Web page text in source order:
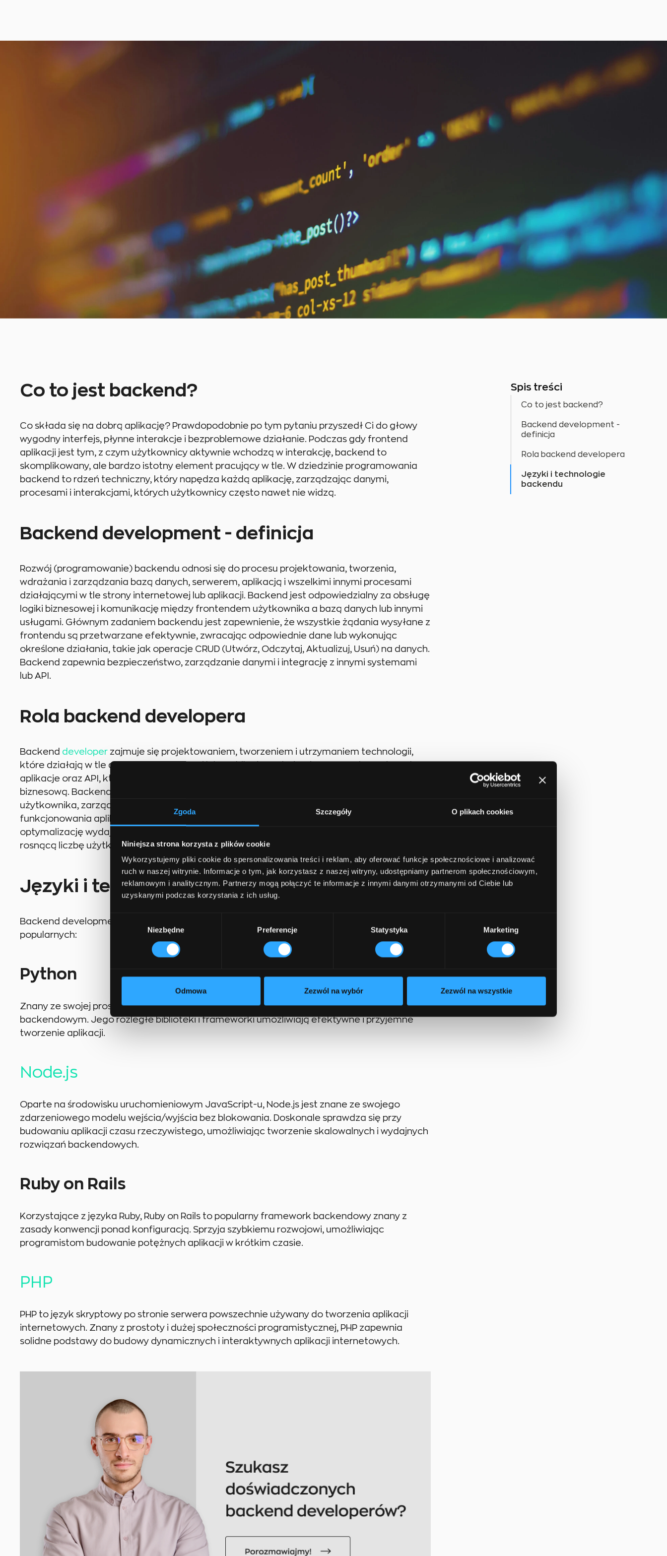
Zgoda Szczegóły O plikach cookies
Niniejsza strona korzysta z plików cookie
Wykorzystujemy pliki cookie do spersonalizowania treści i reklam, aby oferować funkcje społecznościowe i analizować
ruch w naszej witrynie. Informacje o tym, jak korzystasz z naszej witryny, udostępniamy partnerom społecznościowym,
reklamowym i analitycznym. Partnerzy mogą połączyć te informacje z innymi danymi otrzymanymi od Ciebie lub
uzyskanymi podczas korzystania z ich usług.
Wybór
Niezbędne Preferencje Statystyka Marketing
Odmowa Zezwól na wybór Zezwól na wszystkie
Co to jest backend?
Co składa się na dobrą aplikację? Prawdopodobnie po tym pytaniu przyszedł Ci do głowy
wygodny interfejs, płynne interakcje i bezproblemowe działanie. Podczas gdy frontend
aplikacji jest tym, z czym użytkownicy aktywnie wchodzą w interakcję, backend to
skomplikowany, ale bardzo istotny element pracujący w tle. W dziedzinie programowania
backend to rdzeń techniczny, który napędza każdą aplikację, zarządzając danymi,
procesami i interakcjami, których użytkownicy często nawet nie widzą.
Backend development - definicja
Rozwój (programowanie) backendu odnosi się do procesu projektowania, tworzenia,
wdrażania i zarządzania bazą danych, serwerem, aplikacją i wszelkimi innymi procesami
działającymi w tle strony internetowej lub aplikacji. Backend jest odpowiedzialny za obsługę
logiki biznesowej i komunikację między frontendem użytkownika a bazą danych lub innymi
usługami. Głównym zadaniem backendu jest zapewnienie, że wszystkie żądania wysyłane z
frontendu są przetwarzane efektywnie, zwracając odpowiednie dane lub wykonując
określone działania, takie jak operacje CRUD (Utwórz, Odczytaj, Aktualizuj, Usuń) na danych.
Backend zapewnia bezpieczeństwo, zarządzanie danymi i integrację z innymi systemami
lub API.
Rola backend developera
Backend developer zajmuje się projektowaniem, tworzeniem i utrzymaniem technologii,
które działają w tle aplikacji internetowej lub mobilnej. To obejmuje serwery, bazy danych,
aplikacje oraz API, które umożliwiają frontendowi aplikacji komunikację z danymi i logiką
biznesową. Backend developerpisze kod, który pozwala na przetwarzanie danych
użytkownika, zarządzanie sesjami, autoryzację oraz wiele innych funkcji niezbędnych do
funkcjonowania aplikacji. Ponadto, developer backendu dba o bezpieczeństwo danych,
optymalizację wydajności oraz skalowalność systemu, aby aplikacja mogła obsługiwać
rosnącą liczbę użytkowników i zapytań.
Języki i technologie backendu
Backend development wykorzystuje wiele języków programowania i technologii. Oto kilka z
popularnych:
Python
Znany ze swojej prostoty i czytelności, Python jest wszechstronnym językiem
backendowym. Jego rozległe biblioteki i frameworki umożliwiają efektywne i przyjemne
tworzenie aplikacji.
Node.js
Oparte na środowisku uruchomieniowym JavaScript-u, Node.js jest znane ze swojego
zdarzeniowego modelu wejścia/wyjścia bez blokowania. Doskonale sprawdza się przy
budowaniu aplikacji czasu rzeczywistego, umożliwiając tworzenie skalowalnych i wydajnych
rozwiązań backendowych.
Ruby on Rails
Korzystające z języka Ruby, Ruby on Rails to popularny framework backendowy znany z
zasady konwencji ponad konfiguracją. Sprzyja szybkiemu rozwojowi, umożliwiając
programistom budowanie potężnych aplikacji w krótkim czasie.
PHP
PHP to język skryptowy po stronie serwera powszechnie używany do tworzenia aplikacji
internetowych. Znany z prostoty i dużej społeczności programistycznej, PHP zapewnia
solidne podstawy do budowy dynamicznych i interaktywnych aplikacji internetowych.
Spis treści
Co to jest backend?
Backend development -
definicja
Rola backend developera
Języki i technologie
backendu